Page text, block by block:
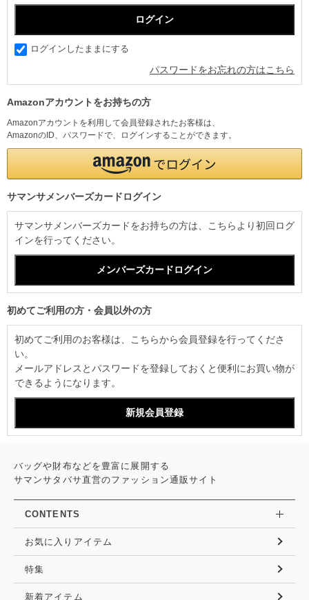
ログインしたままにする
パスワードをお忘れの方はこちら
Amazonアカウントをお持ちの方
Amazonアカウントを利用して会員登録されたお客様は、
AmazonのID、パスワードで、ログインすることができます。
サマンサメンバーズカードログイン
サマンサメンバーズカードをお持ちの方は、こちらより初回ログ
インを行ってください。
初めてご利用の方・会員以外の方
初めてご利用のお客様は、こちらから会員登録を行ってくださ
い。
メールアドレスとパスワードを登録しておくと便利にお買い物が
できるようになります。
バッグや財布などを豊富に展開する
サマンサタバサ直営のファッション通販サイト
CONTENTS
お気に入りアイテム
特集
新着アイテム